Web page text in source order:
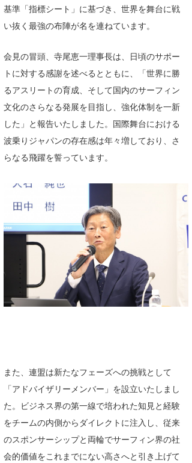
基準「指標シート」に基づき、世界を舞台に戦
い抜く最強の布陣が名を連ねています。
会見の冒頭、寺尾恵一理事長は、日頃のサポー
トに対する感謝を述べるとともに、「世界に勝
るアスリートの育成、そして国内のサーフィン
文化のさらなる発展を目指し、強化体制を一新
した」と報告いたしました。国際舞台における
波乗りジャパンの存在感は年々増しており、さ
らなる飛躍を誓っています。
また、連盟は新たなフェーズへの挑戦として
「アドバイザリーメンバー」を設立いたしまし
た。ビジネス界の第一線で培われた知見と経験
をチームの内側からダイレクトに注入し、従来
のスポンサーシップと両輪でサーフィン界の社
会的価値をこれまでにない高さへと引き上げて
大阪
四国
沖縄
サーファーズ
ライター/寄稿メディア
Naoya Kimoto
mitsuteru Kamio
Yasunari Inoue
Yoshiyuki Obata
arukasvision
熊谷素子
メディア
SURFMEDIA
Colors MAGAZINE
WAVAL
波伝説アンバサダー/プロライダー
福島寿実子
中浦“JET”章
嵯峨明日香
植村未来
NOBUFUKU
大野”MAR”修聖
喜納海人
波伝説スタッフ
☆加藤
+☆maki☆+
ECE
G◎Da
H
KID
波伝説